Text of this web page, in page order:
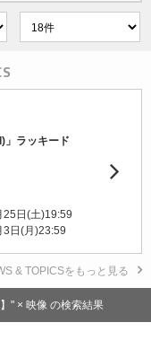
ラッキード
25日(土)19:59
3日(月)23:59
& TOPICSをもっと見る
" × 映像 の検索結果